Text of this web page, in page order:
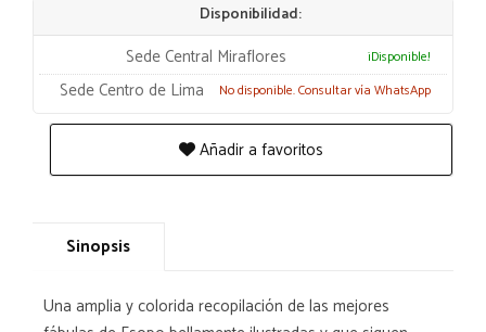
Disponibilidad:
Sede Central Miraflores ¡Disponible!
Sede Centro de Lima No disponible. Consultar vía WhatsApp
Añadir a favoritos
Sinopsis
Una amplia y colorida recopilación de las mejores